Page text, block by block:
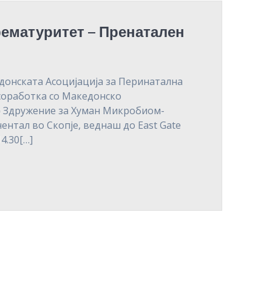
– Пренатален
Асоцијација за Перинатална
со Македонско
за Хуман Микробиом-
во Скопје, веднаш до East Gate